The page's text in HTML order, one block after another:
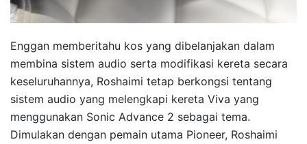
Enggan memberitahu kos yang dibelanjakan dalam
membina sistem audio serta modifikasi kereta secara
keseluruhannya, Roshaimi tetap berkongsi tentang
sistem audio yang melengkapi kereta Viva yang
menggunakan Sonic Advance 2 sebagai tema.
Dimulakan dengan pemain utama Pioneer, Roshaimi